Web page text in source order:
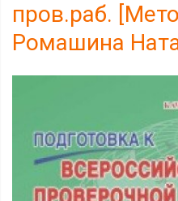
пров.раб.
Ромашина